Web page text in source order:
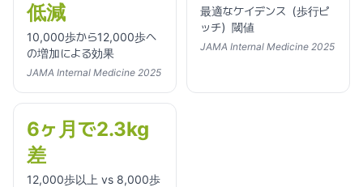
低減
10,000歩から12,000歩へ
の増加による効果
JAMA Internal Medicine 2025
最適なケイデンス（歩行ピ
ッチ）閾値
JAMA Internal Medicine 2025
6ヶ月で2.3kg
差
12,000歩以上 vs 8,000歩